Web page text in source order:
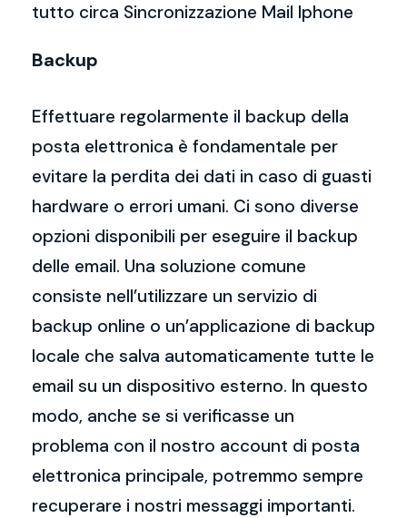
tutto circa Sincronizzazione Mail Iphone
Backup
Effettuare regolarmente il backup della
posta elettronica è fondamentale per
evitare la perdita dei dati in caso di guasti
hardware o errori umani. Ci sono diverse
opzioni disponibili per eseguire il backup
delle email. Una soluzione comune
consiste nell’utilizzare un servizio di
backup online o un’applicazione di backup
locale che salva automaticamente tutte le
email su un dispositivo esterno. In questo
modo, anche se si verificasse un
problema con il nostro account di posta
elettronica principale, potremmo sempre
recuperare i nostri messaggi importanti.